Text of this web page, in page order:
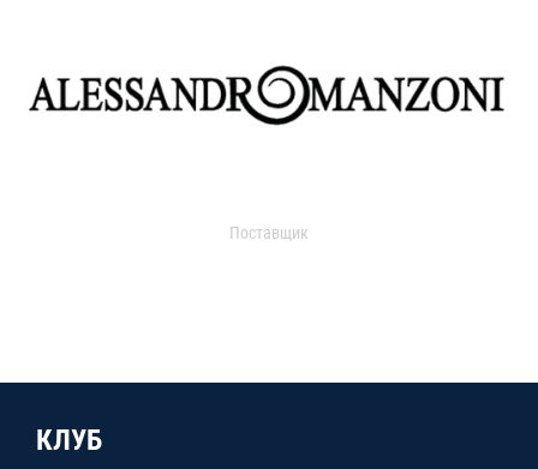
Поставщик
КЛУБ